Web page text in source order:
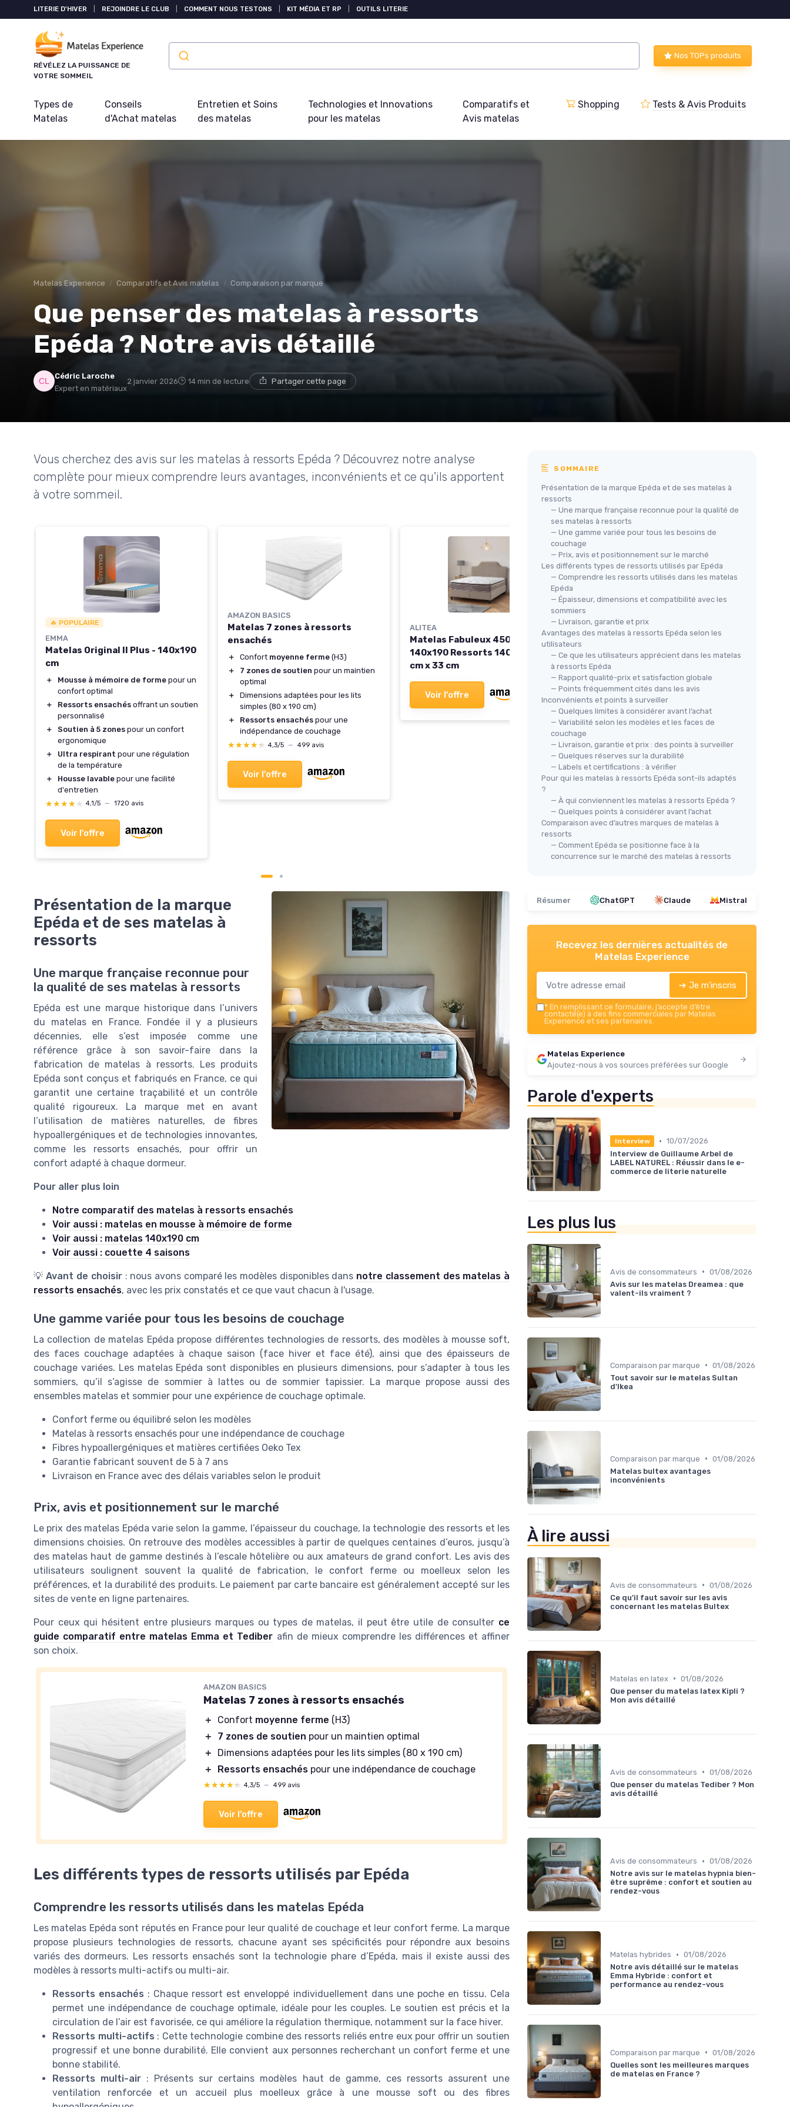
LITERIE D'HIVER REJOINDRE LE CLUB COMMENT NOUS TESTONS KIT MÉDIA ET RP OUTILS LITERIE
RÉVÉLEZ LA PUISSANCE DE
VOTRE SOMMEIL
Nos TOPs produits
Types de
Matelas
Conseils
d'Achat matelas
Entretien et Soins
des matelas
Technologies et Innovations
pour les matelas
Comparatifs et
Avis matelas
Shopping Tests & Avis Produits
Matelas Experience Comparatifs et Avis matelas Comparaison par marque
Que penser des matelas à ressorts
Epéda ? Notre avis détaillé
Cédric Laroche
Expert en matériaux
2 janvier 2026 14 min de lecture Partager cette page
Vous cherchez des avis sur les matelas à ressorts Epéda ? Découvrez notre analyse
complète pour mieux comprendre leurs avantages, inconvénients et ce qu'ils apportent
à votre sommeil.
🔥 POPULAIRE
EMMA
Matelas Original II Plus - 140x190
cm
＋ Mousse à mémoire de forme pour un
confort optimal
＋
Ressorts ensachés offrant un soutien
personnalisé
＋
Soutien à 5 zones pour un confort
ergonomique
＋
Ultra respirant pour une régulation
de la température
＋
Housse lavable pour une facilité
d'entretien
★★★★★
★★★★★ 4,1/5 — 1720 avis
Voir l'offre
AMAZON BASICS
Matelas 7 zones à ressorts
ensachés
＋ Confort moyenne ferme (H3)
＋
7 zones de soutien pour un maintien
optimal
＋
Dimensions adaptées pour les lits
simples (80 x 190 cm)
＋
Ressorts ensachés pour une
indépendance de couchage
★★★★★
★★★★★ 4,3/5 — 499 avis
Voir l'offre
ALITEA
Matelas Fabuleux 4500 Ressorts
140x190 Ressorts 140 cm x 190
cm x 33 cm
Voir l'offre
EMMA
Matelas Hybrid II Plus - Mousse à
mémoire de Forme et Ressorts
ensachés - 90x190 cm - Hauteur
25cm - Moyen-Ferme (H7) -
Soutien à 7 Zones - Ergonomique
- Ultra-Respirant - Air + - Durable
Nouveau modèle Air+ 90 x 190 cm
★★★★★
★★★★★ 4,2/5 — 553 avis
Voir l'offre
Présentation de la marque
Epéda et de ses matelas à
ressorts
Une marque française reconnue pour
la qualité de ses matelas à ressorts
Epéda est une marque historique dans l’univers
du matelas en France. Fondée il y a plusieurs
décennies, elle s’est imposée comme une
référence grâce à son savoir-faire dans la
fabrication de matelas à ressorts. Les produits
Epéda sont conçus et fabriqués en France, ce qui
garantit une certaine traçabilité et un contrôle
qualité rigoureux. La marque met en avant
l’utilisation de matières naturelles, de fibres
hypoallergéniques et de technologies innovantes,
comme les ressorts ensachés, pour offrir un
confort adapté à chaque dormeur.
Pour aller plus loin
Notre comparatif des matelas à ressorts ensachés
Voir aussi : matelas en mousse à mémoire de forme
Voir aussi : matelas 140x190 cm
Voir aussi : couette 4 saisons
💡Avant de choisir: nous avons comparé les modèles disponibles dans notre classement des matelas à
ressorts ensachés, avec les prix constatés et ce que vaut chacun à l'usage.
Une gamme variée pour tous les besoins de couchage
La collection de matelas Epéda propose différentes technologies de ressorts, des modèles à mousse soft,
des faces couchage adaptées à chaque saison (face hiver et face été), ainsi que des épaisseurs de
couchage variées. Les matelas Epéda sont disponibles en plusieurs dimensions, pour s’adapter à tous les
sommiers, qu’il s’agisse de sommier à lattes ou de sommier tapissier. La marque propose aussi des
ensembles matelas et sommier pour une expérience de couchage optimale.
Confort ferme ou équilibré selon les modèles
Matelas à ressorts ensachés pour une indépendance de couchage
Fibres hypoallergéniques et matières certifiées Oeko Tex
Garantie fabricant souvent de 5 à 7 ans
Livraison en France avec des délais variables selon le produit
Prix, avis et positionnement sur le marché
Le prix des matelas Epéda varie selon la gamme, l’épaisseur du couchage, la technologie des ressorts et les
dimensions choisies. On retrouve des modèles accessibles à partir de quelques centaines d’euros, jusqu’à
des matelas haut de gamme destinés à l’escale hôtelière ou aux amateurs de grand confort. Les avis des
utilisateurs soulignent souvent la qualité de fabrication, le confort ferme ou moelleux selon les
préférences, et la durabilité des produits. Le paiement par carte bancaire est généralement accepté sur les
sites de vente en ligne partenaires.
Pour ceux qui hésitent entre plusieurs marques ou types de matelas, il peut être utile de consulter ce
guide comparatif entre matelas Emma et Tediber afin de mieux comprendre les différences et affiner
son choix.
AMAZON BASICS
Matelas 7 zones à ressorts ensachés
＋ Confort moyenne ferme (H3)
＋
7 zones de soutien pour un maintien optimal
＋
Dimensions adaptées pour les lits simples (80 x 190 cm)
＋
Ressorts ensachés pour une indépendance de couchage
★★★★★
★★★★★ 4,3/5 — 499 avis
Voir l'offre
Les différents types de ressorts utilisés par Epéda
Comprendre les ressorts utilisés dans les matelas Epéda
Les matelas Epéda sont réputés en France pour leur qualité de couchage et leur confort ferme. La marque
propose plusieurs technologies de ressorts, chacune ayant ses spécificités pour répondre aux besoins
variés des dormeurs. Les ressorts ensachés sont la technologie phare d’Epéda, mais il existe aussi des
modèles à ressorts multi-actifs ou multi-air.
Ressorts ensachés : Chaque ressort est enveloppé individuellement dans une poche en tissu. Cela
permet une indépendance de couchage optimale, idéale pour les couples. Le soutien est précis et la
circulation de l’air est favorisée, ce qui améliore la régulation thermique, notamment sur la face hiver.
Ressorts multi-actifs : Cette technologie combine des ressorts reliés entre eux pour offrir un soutien
progressif et une bonne durabilité. Elle convient aux personnes recherchant un confort ferme et une
bonne stabilité.
Ressorts multi-air : Présents sur certains modèles haut de gamme, ces ressorts assurent une
ventilation renforcée et un accueil plus moelleux grâce à une mousse soft ou des fibres
SOMMAIRE
Présentation de la marque Epéda et de ses matelas à
ressorts
— Une marque française reconnue pour la qualité de
ses matelas à ressorts
— Une gamme variée pour tous les besoins de
couchage
— Prix, avis et positionnement sur le marché
Les différents types de ressorts utilisés par Epéda
— Comprendre les ressorts utilisés dans les matelas
Epéda
— Épaisseur, dimensions et compatibilité avec les
sommiers
— Livraison, garantie et prix
Avantages des matelas à ressorts Epéda selon les
utilisateurs
— Ce que les utilisateurs apprécient dans les matelas
à ressorts Epéda
— Rapport qualité-prix et satisfaction globale
— Points fréquemment cités dans les avis
Inconvénients et points à surveiller
— Quelques limites à considérer avant l’achat
— Variabilité selon les modèles et les faces de
couchage
— Livraison, garantie et prix : des points à surveiller
— Quelques réserves sur la durabilité
— Labels et certifications : à vérifier
Pour qui les matelas à ressorts Epéda sont-ils adaptés
?
— À qui conviennent les matelas à ressorts Epéda ?
— Quelques points à considérer avant l’achat
Comparaison avec d’autres marques de matelas à
ressorts
— Comment Epéda se positionne face à la
concurrence sur le marché des matelas à ressorts
Résumer ChatGPT Claude Mistral
Recevez les dernières actualités de
Matelas Experience
➔ Je m'inscris
* En remplissant ce formulaire, j’accepte d’être
contacté(e) à des fins commerciales par Matelas
Experience et ses partenaires.
Matelas Experience
Ajoutez-nous à vos sources préférées sur Google
Parole d'experts
Interview • 10/07/2026
Interview de Guillaume Arbel de
LABEL NATUREL : Réussir dans le e-
commerce de literie naturelle
Les plus lus
Avis de consommateurs • 01/08/2026
Avis sur les matelas Dreamea : que
valent-ils vraiment ?
Comparaison par marque • 01/08/2026
Tout savoir sur le matelas Sultan
d'Ikea
Comparaison par marque • 01/08/2026
Matelas bultex avantages
inconvénients
À lire aussi
Avis de consommateurs • 01/08/2026
Ce qu’il faut savoir sur les avis
concernant les matelas Bultex
Matelas en latex • 01/08/2026
Que penser du matelas latex Kipli ?
Mon avis détaillé
Avis de consommateurs • 01/08/2026
Que penser du matelas Tediber ? Mon
avis détaillé
Avis de consommateurs • 01/08/2026
Notre avis sur le matelas hypnia bien-
être suprême : confort et soutien au
rendez-vous
Matelas hybrides • 01/08/2026
Notre avis détaillé sur le matelas
Emma Hybride : confort et
performance au rendez-vous
Comparaison par marque • 01/08/2026
Quelles sont les meilleures marques
de matelas en France ?
Panneau de gestion des cookies